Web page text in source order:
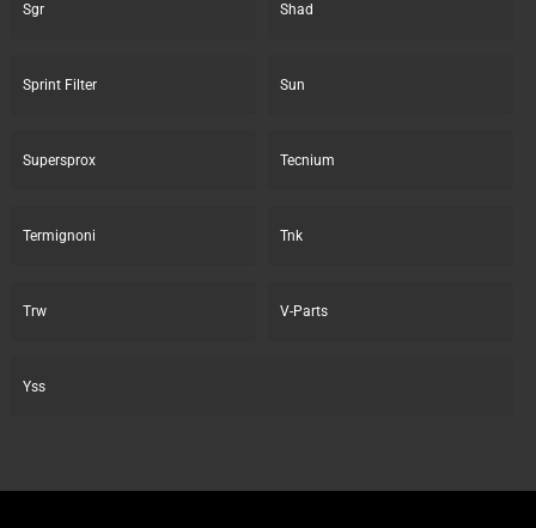
Sgr Shad
Sprint Filter Sun
Supersprox Tecnium
Termignoni Tnk
Trw V-Parts
Yss